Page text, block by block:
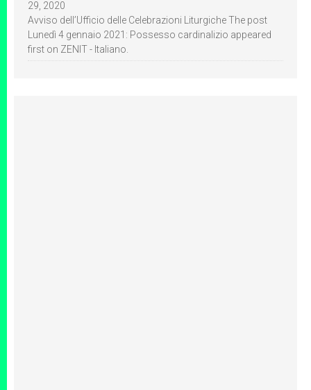
29, 2020
Avviso dell’Ufficio delle Celebrazioni Liturgiche The post
Lunedì 4 gennaio 2021: Possesso cardinalizio appeared
first on ZENIT - Italiano.